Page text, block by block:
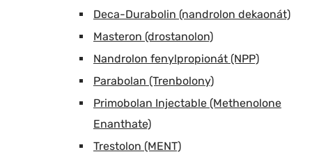
Deca-Durabolin (nandrolon dekaonát)
Masteron (drostanolon)
Nandrolon fenylpropionát (NPP)
Parabolan (Trenbolony)
Primobolan Injectable (Methenolone
Enanthate)
Trestolon (MENT)